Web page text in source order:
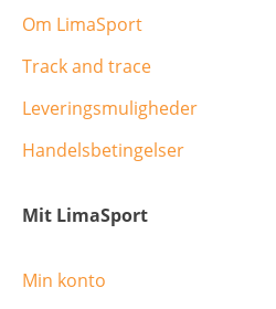
Om LimaSport
Track and trace
Leveringsmuligheder
Handelsbetingelser
Mit LimaSport
Min konto